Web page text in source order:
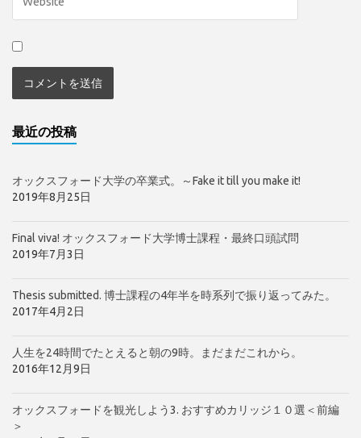
最近の投稿
オックスフォード大学の卒業式。～Fake it till you make it!
2019年8月25日
Final viva! オックスフォード大学博士課程・最終口頭試問
2019年7月3日
Thesis submitted. 博士課程の4年半を時系列で振り返ってみた。
2017年4月2日
人生を24時間でたとえると朝の9時。まだまだこれから。
2016年12月9日
オックスフォードを観光しよう3. おすすめカリッジ１０選＜前編
＞